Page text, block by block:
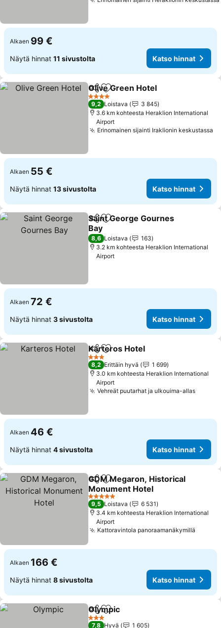
Alkaen 99 €
Näytä hinnat 11 sivustolta Katso hinnat
Jaa Lisää suosikkeihin
Olive Green Hotel
4 Tähtiluokitus
9,2 Loistava
3 845
3.6 km kohteesta Heraklion International
Airport
Erinomainen sijainti Iraklionin keskustassa
Alkaen 55 €
Näytä hinnat 13 sivustolta Katso hinnat
Jaa Lisää suosikkeihin
Saint George Gournes
Bay
8,6 Loistava
163
3.2 km kohteesta Heraklion International
Airport
Alkaen 72 €
Näytä hinnat 3 sivustolta Katso hinnat
Jaa Lisää suosikkeihin
Karteros Hotel
3 Tähtiluokitus
8,2 Erittäin hyvä
1 699
3.0 km kohteesta Heraklion International
Airport
Vehreät puutarhat ja ulkouima-allas
Alkaen 46 €
Näytä hinnat 4 sivustolta Katso hinnat
Jaa Lisää suosikkeihin
GDM Megaron, Historical
Monument Hotel
5 Tähtiluokitus
9,5 Loistava
6 531
3.4 km kohteesta Heraklion International
Airport
Kattoravintola panoraamanäkymillä
Alkaen 166 €
Näytä hinnat 8 sivustolta Katso hinnat
Jaa Lisää suosikkeihin
Olympic
3 Tähtiluokitus
7,8 Hyvä
1 605